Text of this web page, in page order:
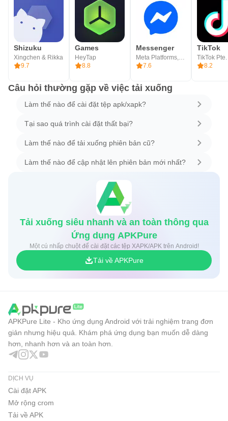
Shizuku
Xingchen & Rikka
9.7
Games
HeyTap
8.8
Messenger
Meta Platforms, Inc.
7.6
TikTok
TikTok
8.2
Câu hỏi thường gặp về việc tải xuống
Làm thế nào để cài đặt tệp apk/xapk?
Tại sao quá trình cài đặt thất bại?
Làm thế nào để tải xuống phiên bản cũ?
Làm thế nào để cập nhật lên phiên bản mới nhất?
Tải xuống siêu nhanh và an toàn thông qua
Ứng dụng APKPure
Một cú nhấp chuột để cài đặt các tệp XAPK/APK trên Android!
Tải về APKPure
APKPure Lite - Kho ứng dụng Android với trải nghiệm trang đơn
giản nhưng hiệu quả. Khám phá ứng dụng bạn muốn dễ dàng
hơn, nhanh hơn và an toàn hơn.
DỊCH VỤ
Cài đặt APK
Mở rộng crom
Tải về APK